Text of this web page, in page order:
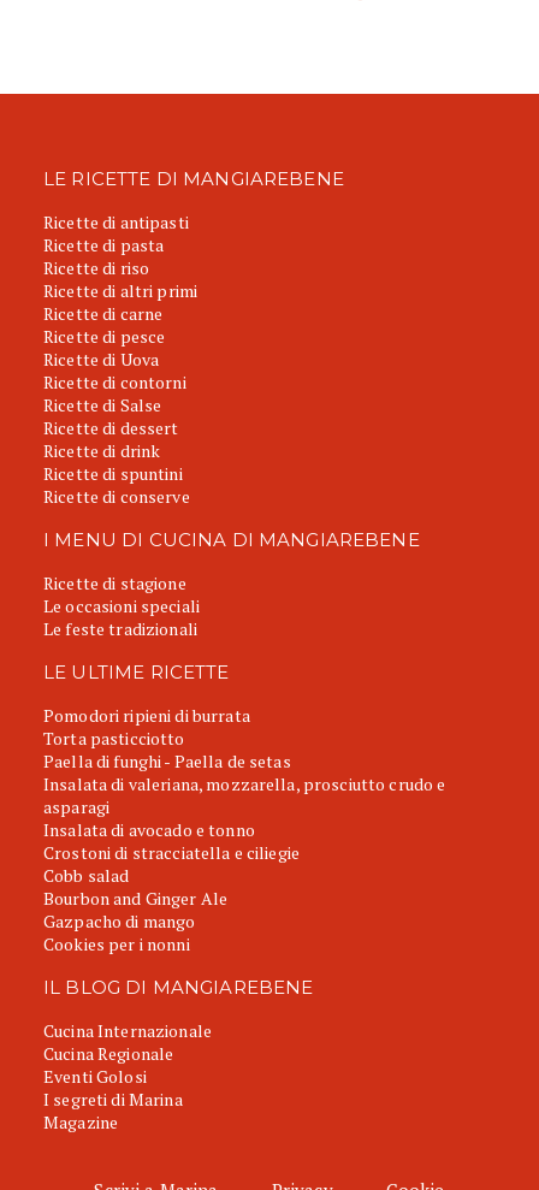
LE RICETTE DI MANGIAREBENE
Ricette di antipasti
Ricette di pasta
Ricette di riso
Ricette di altri primi
Ricette di carne
Ricette di pesce
Ricette di Uova
Ricette di contorni
Ricette di Salse
Ricette di dessert
Ricette di drink
Ricette di spuntini
Ricette di conserve
I MENU DI CUCINA DI MANGIAREBENE
Ricette di stagione
Le occasioni speciali
Le feste tradizionali
LE ULTIME RICETTE
Pomodori ripieni di burrata
Torta pasticciotto
Paella di funghi - Paella de setas
Insalata di valeriana, mozzarella, prosciutto crudo e
asparagi
Insalata di avocado e tonno
Crostoni di stracciatella e ciliegie
Cobb salad
Bourbon and Ginger Ale
Gazpacho di mango
Cookies per i nonni
IL BLOG DI MANGIAREBENE
Cucina Internazionale
Cucina Regionale
Eventi Golosi
I segreti di Marina
Magazine